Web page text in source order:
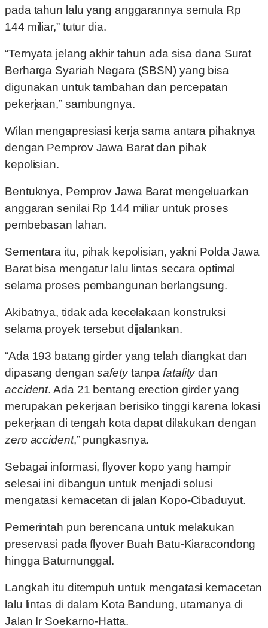
pada tahun lalu yang anggarannya semula Rp
144 miliar,” tutur dia.
“Ternyata jelang akhir tahun ada sisa dana Surat
Berharga Syariah Negara (SBSN) yang bisa
digunakan untuk tambahan dan percepatan
pekerjaan,” sambungnya.
Wilan mengapresiasi kerja sama antara pihaknya
dengan Pemprov Jawa Barat dan pihak
kepolisian.
Bentuknya, Pemprov Jawa Barat mengeluarkan
anggaran senilai Rp 144 miliar untuk proses
pembebasan lahan.
Sementara itu, pihak kepolisian, yakni Polda Jawa
Barat bisa mengatur lalu lintas secara optimal
selama proses pembangunan berlangsung.
Akibatnya, tidak ada kecelakaan konstruksi
selama proyek tersebut dijalankan.
“Ada 193 batang girder yang telah diangkat dan
dipasang dengansafetytanpa fatalitydan
accident. Ada 21 bentang erection girder yang
merupakan pekerjaan berisiko tinggi karena lokasi
pekerjaan di tengah kota dapat dilakukan dengan
zero accident,” pungkasnya.
Sebagai informasi, flyover kopo yang hampir
selesai ini dibangun untuk menjadi solusi
mengatasi kemacetan di jalan Kopo-Cibaduyut.
Pemerintah pun berencana untuk melakukan
preservasi pada flyover Buah Batu-Kiaracondong
hingga Baturnunggal.
Langkah itu ditempuh untuk mengatasi kemacetan
lalu lintas di dalam Kota Bandung, utamanya di
Jalan Ir Soekarno-Hatta.